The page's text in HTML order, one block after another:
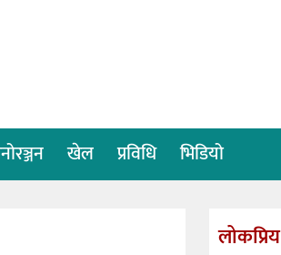
खेल प्रविधि भिडियो
लोकप्रिय